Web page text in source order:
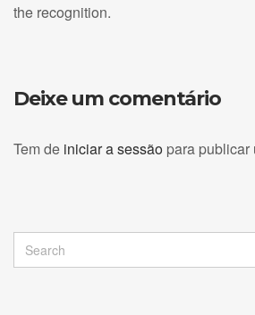
the recognition.
Deixe um comentário
Tem de iniciar a sessão para publicar
for: